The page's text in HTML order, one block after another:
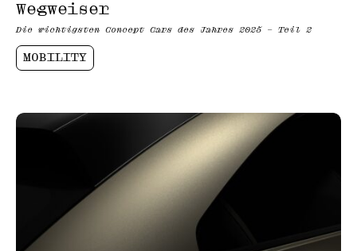
Wegweiser
Die wichtigsten Concept Cars des Jahres 2025 – Teil 2
MOBILITY